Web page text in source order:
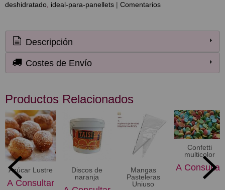
deshidratado ideal-para-panellets | Comentarios
Descripción
Costes de Envío
Productos Relacionados
Azúcar Lustre
A Consultar
Discos de
naranja
Mangas
Pasteleras
Uniuso
Confetti
multicolor
A Consultar